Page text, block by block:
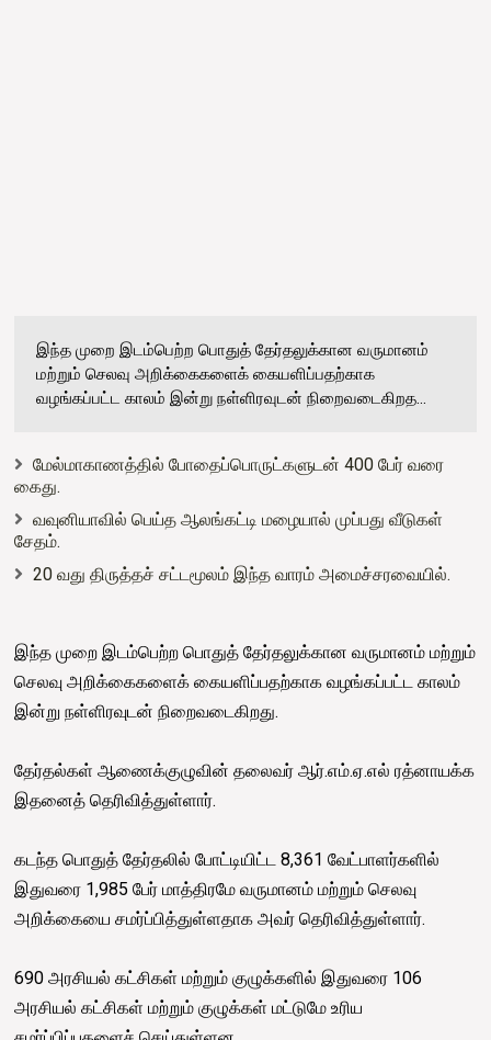
இந்த முறை இடம்பெற்ற பொதுத் தேர்தலுக்கான வருமானம்
மற்றும் செலவு அறிக்கைகளைக் கையளிப்பதற்காக
வழங்கப்பட்ட காலம் இன்று நள்ளிரவுடன் நிறைவடைகிறத...
மேல்மாகாணத்தில் போதைப்பொருட்களுடன் 400 பேர் வரை
கைது.
வவுனியாவில் பெய்த ஆலங்கட்டி மழையால் முப்பது வீடுகள்
சேதம்.
20 வது திருத்தச் சட்டமூலம் இந்த வாரம் அமைச்சரவையில்.
இந்த முறை இடம்பெற்ற பொதுத் தேர்தலுக்கான வருமானம் மற்றும்
செலவு அறிக்கைகளைக் கையளிப்பதற்காக வழங்கப்பட்ட காலம்
இன்று நள்ளிரவுடன் நிறைவடைகிறது.
தேர்தல்கள் ஆணைக்குழுவின் தலைவர் ஆர்.எம்.ஏ.எல் ரத்னாயக்க
இதனைத் தெரிவித்துள்ளார்.
கடந்த பொதுத் தேர்தலில் போட்டியிட்ட 8,361 வேட்பாளர்களில்
இதுவரை 1,985 பேர் மாத்திரமே வருமானம் மற்றும் செலவு
அறிக்கையை சமர்ப்பித்துள்ளதாக அவர் தெரிவித்துள்ளார்.
690 அரசியல் கட்சிகள் மற்றும் குழுக்களில் இதுவரை 106
அரசியல் கட்சிகள் மற்றும் குழுக்கள் மட்டுமே உரிய